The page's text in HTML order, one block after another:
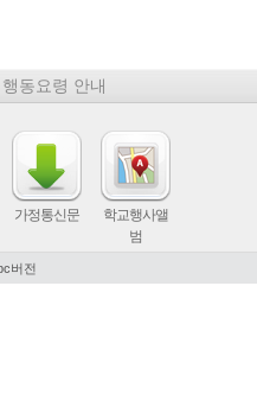
동요령 안내
가정통신문
학교행사앨
범
버전